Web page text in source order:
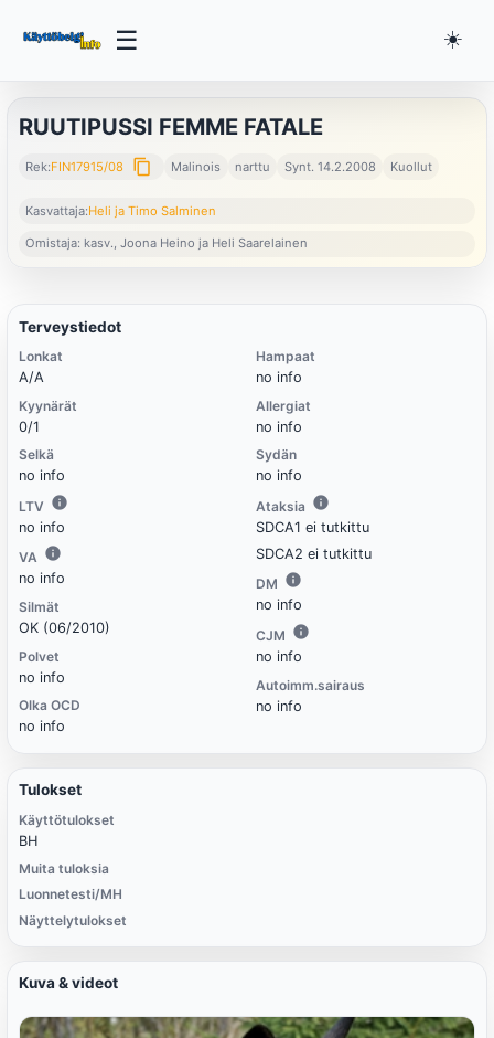
☰ ☀️
RUUTIPUSSI FEMME FATALE
Rek:FIN17915/08 content_copy Malinois narttu Synt. 14.2.2008 Kuollut
Kasvattaja:Heli ja Timo Salminen
Omistaja: kasv., Joona Heino ja Heli Saarelainen
Terveystiedot
Lonkat
A/A
Kyynärät
0/1
Selkä
no info
LTV
no info
VA
no info
Silmät
OK (06/2010)
Polvet
no info
Olka OCD
no info
Hampaat
no info
Allergiat
no info
Sydän
no info
Ataksia
SDCA1 ei tutkittu
SDCA2 ei tutkittu
DM
no info
CJM
no info
Autoimm.sairaus
no info
Tulokset
Käyttötulokset
BH
Muita tuloksia
Luonnetesti/MH
Näyttelytulokset
Kuva & videot